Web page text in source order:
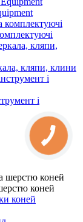
кляпи, клини
і
коней
коней